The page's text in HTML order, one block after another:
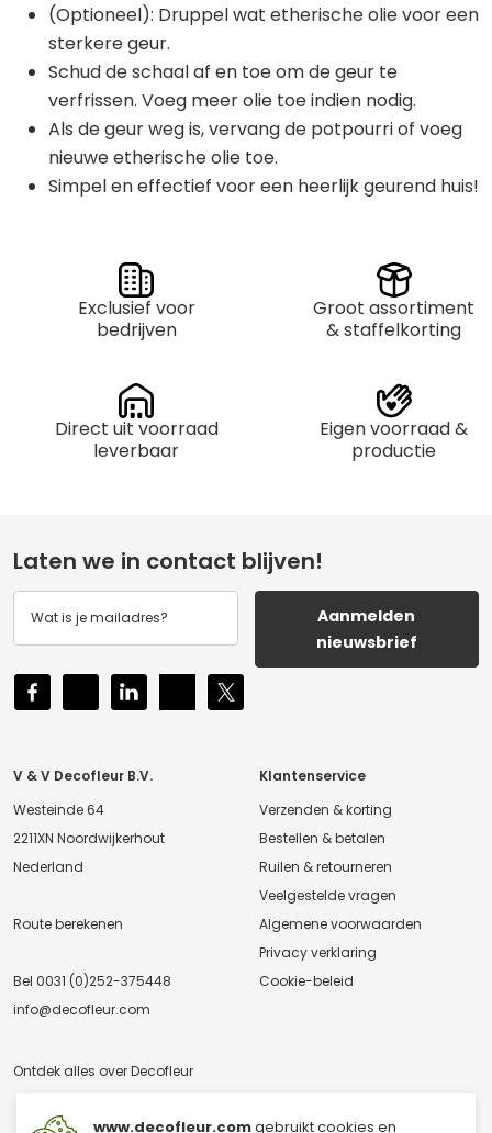
(Optioneel): Druppel wat etherische olie voor een
sterkere geur.
Schud de schaal af en toe om de geur te
verfrissen. Voeg meer olie toe indien nodig.
Als de geur weg is, vervang de potpourri of voeg
nieuwe etherische olie toe.
Simpel en effectief voor een heerlijk geurend huis!
Exclusief voor
bedrijven
Groot assortiment
& staffelkorting
Direct uit voorraad
leverbaar
Eigen voorraad &
productie
Laten we in contact blijven!
Aanmelden
nieuwsbrief
V & V Decofleur B.V.
Westeinde 64
2211XN Noordwijkerhout
Nederland
Route berekenen
Bel 0031 (0)252-375448
info@decofleur.com
Ontdek alles over Decofleur
Klantenservice
Verzenden & korting
Bestellen & betalen
Ruilen & retourneren
Veelgestelde vragen
Algemene voorwaarden
Privacy verklaring
Cookie-beleid
www.decofleur.comgebruikt cookies en